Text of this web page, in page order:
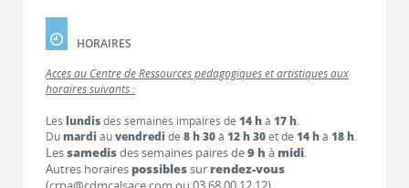
HORAIRES
Accès au Centre de Ressources pédagogiques et artistiques aux
horaires suivants :
Les lundisdes semaines impaires de 14 hà 17 h.
Dumardi auvendredi de 8 h 30à 12 h 30et de 14 hà 18 h.
Lessamedisdes semaines paires de9 h à midi.
Autres horaires possiblessur rendez-vous